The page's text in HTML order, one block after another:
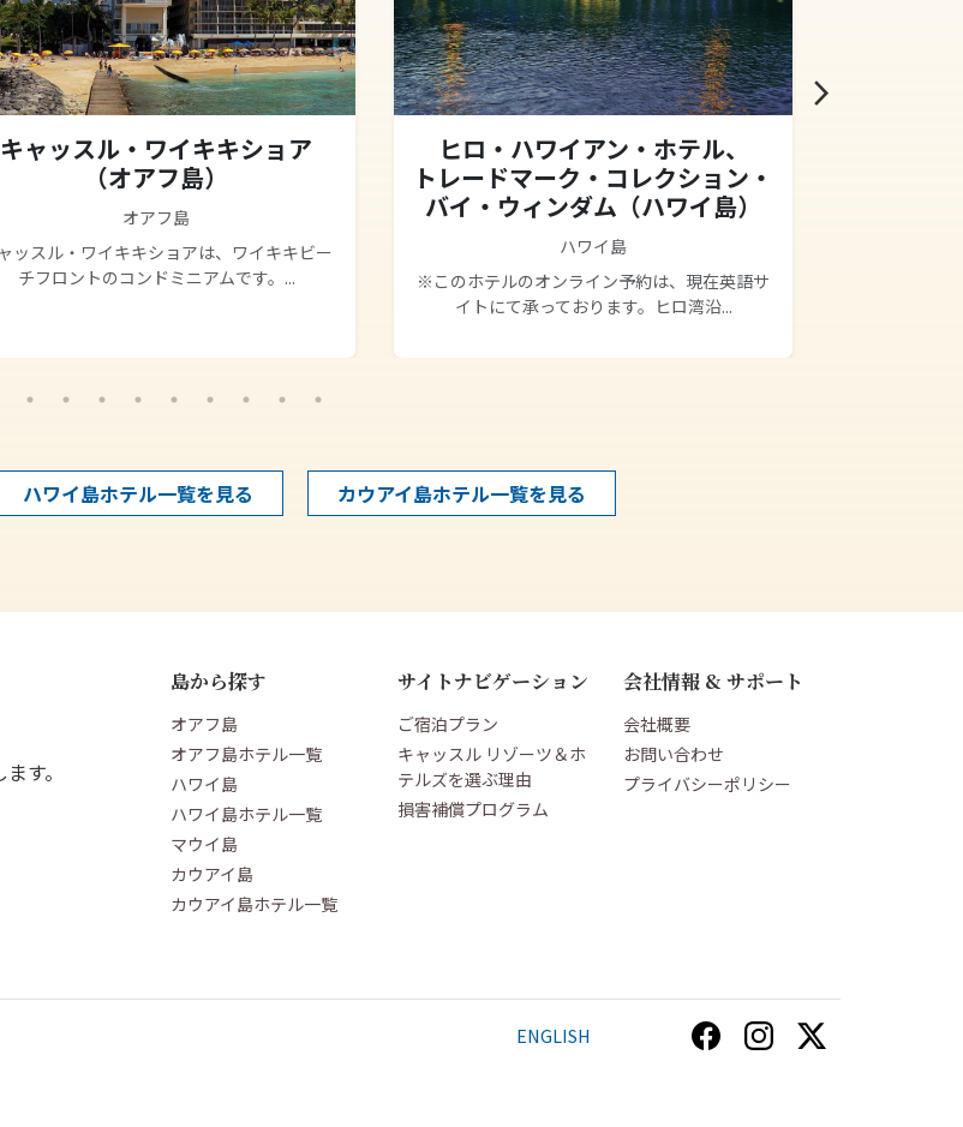
キャッスル・ワイキキショア
（オアフ島）
オアフ島
ッスル・ワイキキショアは、ワイキキビー
チフロントのコンドミニアムです。...
ヒロ・ハワイアン・ホテル、
トレードマーク・コレクション・
バイ・ウィンダム（ハワイ島）
ハワイ島
※このホテルのオンライン予約は、現在英語サ
イトにて承っております。ヒロ湾沿...
arrow_forward_ios
ハワイ島ホテル一覧を見る カウアイ島ホテル一覧を見る
す。
島から探す
オアフ島
オアフ島ホテル一覧
ハワイ島
ハワイ島ホテル一覧
マウイ島
カウアイ島
カウアイ島ホテル一覧
サイトナビゲーション
ご宿泊プラン
キャッスル リゾーツ＆ホ
テルズを選ぶ理由
損害補償プログラム
会社情報 & サポート
会社概要
お問い合わせ
プライバシーポリシー
ENGLISH